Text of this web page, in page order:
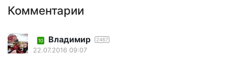
Комментарии
10 Владимир 2467
22.07.2016 09:07